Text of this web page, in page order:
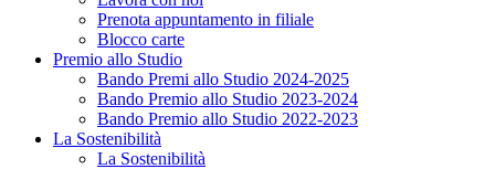
Prenota appuntamento in filiale
Blocco carte
Premio allo Studio
Bando Premi allo Studio 2024-2025
Bando Premio allo Studio 2023-2024
Bando Premio allo Studio 2022-2023
La Sostenibilità
La Sostenibilità